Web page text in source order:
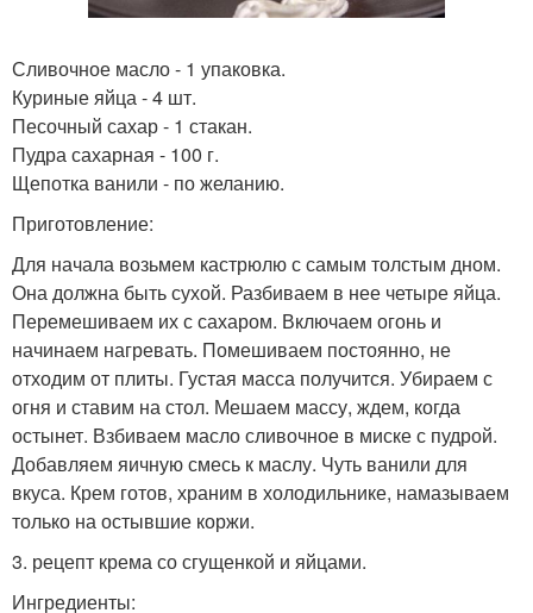
Сливочное масло - 1 упаковка.
Куриные яйца - 4 шт.
Песочный сахар - 1 стакан.
Пудра сахарная - 100 г.
Щепотка ванили - по желанию.
Приготовление:
Для начала возьмем кастрюлю с самым толстым дном.
Она должна быть сухой. Разбиваем в нее четыре яйца.
Перемешиваем их с сахаром. Включаем огонь и
начинаем нагревать. Помешиваем постоянно, не
отходим от плиты. Густая масса получится. Убираем с
огня и ставим на стол. Мешаем массу, ждем, когда
остынет. Взбиваем масло сливочное в миске с пудрой.
Добавляем яичную смесь к маслу. Чуть ванили для
вкуса. Крем готов, храним в холодильнике, намазываем
только на остывшие коржи.
3. рецепт крема со сгущенкой и яйцами.
Ингредиенты: